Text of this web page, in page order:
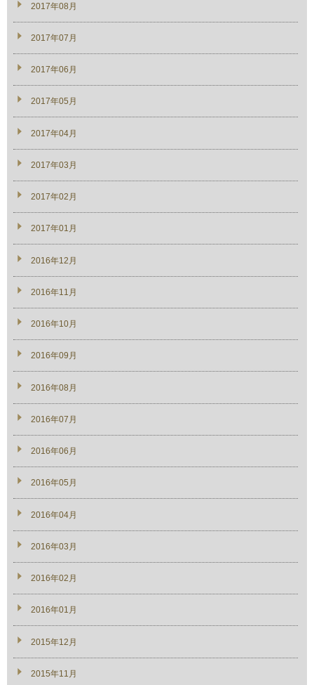
2017年08月
2017年07月
2017年06月
2017年05月
2017年04月
2017年03月
2017年02月
2017年01月
2016年12月
2016年11月
2016年10月
2016年09月
2016年08月
2016年07月
2016年06月
2016年05月
2016年04月
2016年03月
2016年02月
2016年01月
2015年12月
2015年11月